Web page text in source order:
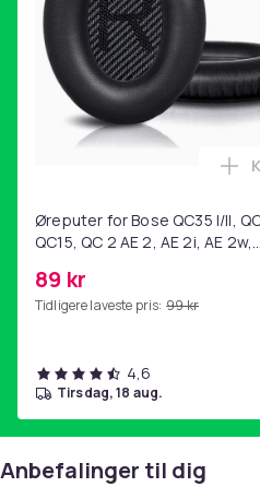
Øreputer for Bose QC35 I/II,
QC15, QC 2 AE 2, AE 2i, AE 2w,
89 kr
Tidligere laveste pris: 99 kr
4,6
tirsdag, 18 aug.
Anbefalinger til dig